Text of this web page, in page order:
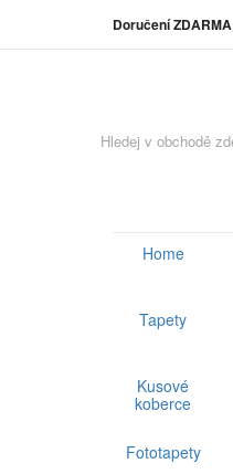
Doručení ZDARMA
Home
Tapety
Kusové
koberce
Fototapety